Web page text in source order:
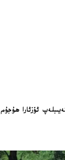
ئۆزئارا ھۇجۇم